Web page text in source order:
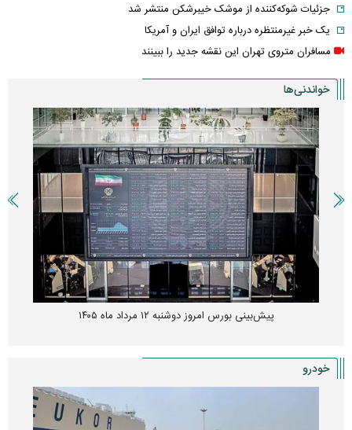
جزئیات شوکه‌کننده از موشک خیبرشکن منتشر شد
یک خبر غیرمنتظره درباره توافق ایران و آمریکا
مسافران متروی تهران این نقشه جدید را ببینند
خواندنی‌ها
پیش‌بینی بورس امروز دوشنبه ۱۲ مرداد ماه ۱۴۰۵
خودرو